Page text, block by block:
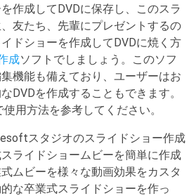
作成してDVDに保存し、このスラ
友たち、先輩にプレゼントするの
ドショーを作成してDVDに焼く方
成ソフトでしましょう。このソフ
機能も備えており、ユーザーはお
DVDを作成することもできます。
使用方法を参考してください。
スタジオのスライドショー作成
ライドショームビーを簡単に作成
ムビーを様々な動画効果をカスタ
な卒業式スライドショーを作っ